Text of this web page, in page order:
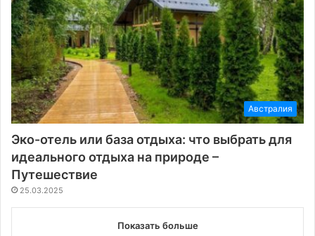
Австралия
Эко-отель или база отдыха: что выбрать для
идеального отдыха на природе –
Путешествие
25.03.2025
Показать больше